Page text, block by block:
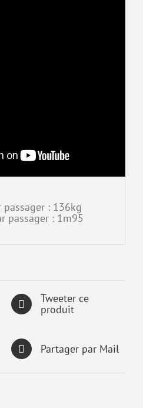
: 136kg
passager : 1m95
Tweeter ce
produit
Partager par Mail